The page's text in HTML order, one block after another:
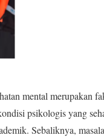
mental merupakan
psikologis yang
Sebaliknya,